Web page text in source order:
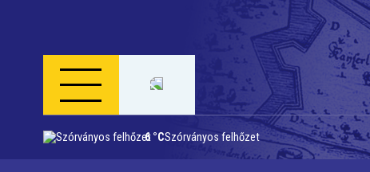
6 °CSzórványos felhőzet